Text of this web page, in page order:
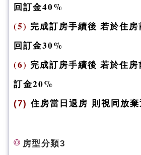
回訂金40%
(5) 完成訂房手續後 若於住
回訂金30%
(6) 完成訂房手續後 若於住
訂金20%
(7)住房當日退房 則視同放棄
房型分類3